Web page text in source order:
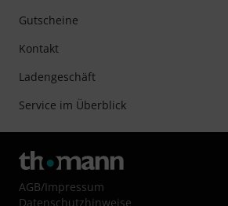
Gutscheine
Kontakt
Ladengeschäft
Service im Überblick
AGB/Impressum
Datenschutzhinweise